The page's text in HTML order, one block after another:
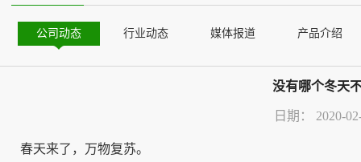
公司动态 行业动态 媒体报道 产品介绍
没有哪个冬天
日期： 2020-
春天来了，万物复苏。